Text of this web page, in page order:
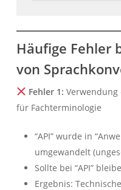
Häufige Fehler
von
Fehler 1: Verwendung
für Fachterminologie
“API” wurde in
umgewandelt
Sollte bei “API”
Ergebnis: